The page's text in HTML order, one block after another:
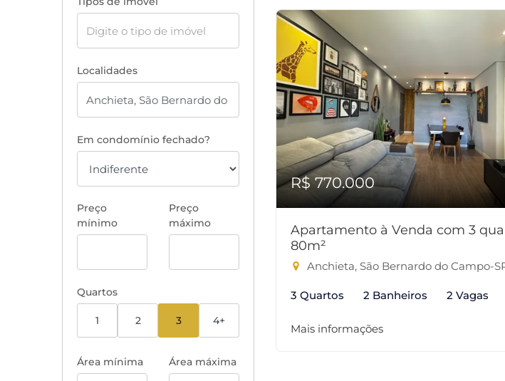
Localidades
Em condomínio fechado?
Preço
mínimo
Preço
máximo
Quartos
1 2 3 4+
Área mínima Área máxima
R$ 770.000
Apartamento à Venda com 3
80m²
Anchieta, São Bernardo do Campo-
3 Quartos 2 Banheiros 2 Vagas
Mais informações